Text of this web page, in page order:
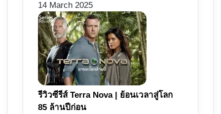
14 March 2025
รีวิวซีรีส์ Terra Nova | ย้อนเวลาสู่โลก
85 ล้านปีก่อน